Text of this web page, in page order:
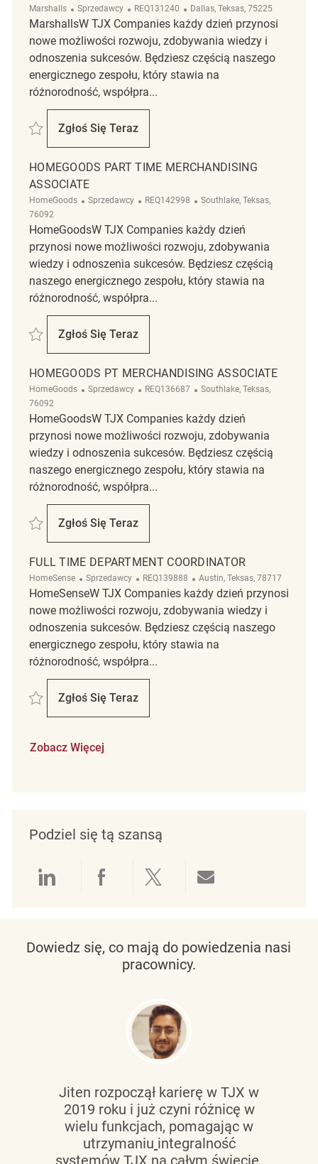
Marshalls Kategoria
Sprzedawcy ReqId
REQ131240 Lokalizacja
Dallas, Teksas, 75225
MarshallsW TJX Companies każdy dzień przynosi
nowe możliwości rozwoju, zdobywania wiedzy i
odnoszenia sukcesów. Będziesz częścią naszego
energicznego zespołu, który stawia na
różnorodność, współpra...
Zapisać Retail Merchandising Associate REQ131240
Zgłoś Się Teraz
Retail Merchandising Associate
HOMEGOODS PART TIME MERCHANDISING
ASSOCIATE
HomeGoods Kategoria
Sprzedawcy ReqId
REQ142998 Lokalizacja
Southlake, Teksas,
76092
HomeGoodsW TJX Companies każdy dzień
przynosi nowe możliwości rozwoju, zdobywania
wiedzy i odnoszenia sukcesów. Będziesz częścią
naszego energicznego zespołu, który stawia na
różnorodność, współpra...
Zapisać HomeGoods Part Time Merchandising Associate REQ142998
Zgłoś Się Teraz
HomeGoods Part Time Merchandising
HOMEGOODS PT MERCHANDISING ASSOCIATE
HomeGoods Kategoria
Sprzedawcy ReqId
REQ136687 Lokalizacja
Southlake, Teksas,
76092
HomeGoodsW TJX Companies każdy dzień
przynosi nowe możliwości rozwoju, zdobywania
wiedzy i odnoszenia sukcesów. Będziesz częścią
naszego energicznego zespołu, który stawia na
różnorodność, współpra...
Zapisać HomeGoods PT Merchandising Associate REQ136687
Zgłoś Się Teraz
HomeGoods PT Merchandising Associate
FULL TIME DEPARTMENT COORDINATOR
HomeSense Kategoria
Sprzedawcy ReqId
REQ139888 Lokalizacja
Austin, Teksas, 78717
HomeSenseW TJX Companies każdy dzień przynosi
nowe możliwości rozwoju, zdobywania wiedzy i
odnoszenia sukcesów. Będziesz częścią naszego
energicznego zespołu, który stawia na
różnorodność, współpra...
Zapisać Full Time Department Coordinator REQ139888
Zgłoś Się Teraz
Full Time Department Coordinator
Zobacz Więcej
Podziel się tą szansą
Udostępnianie przez LinkedIn
Udostępnianie przez
Udostępnij przez
Dowiedz się, co mają do powiedzenia nasi
pracownicy.
Jiten rozpoczął karierę w TJX w
2019 roku i już czyni różnicę w
wielu funkcjach, pomagając w
utrzymaniu integralność
systemów TJX na całym świecie.